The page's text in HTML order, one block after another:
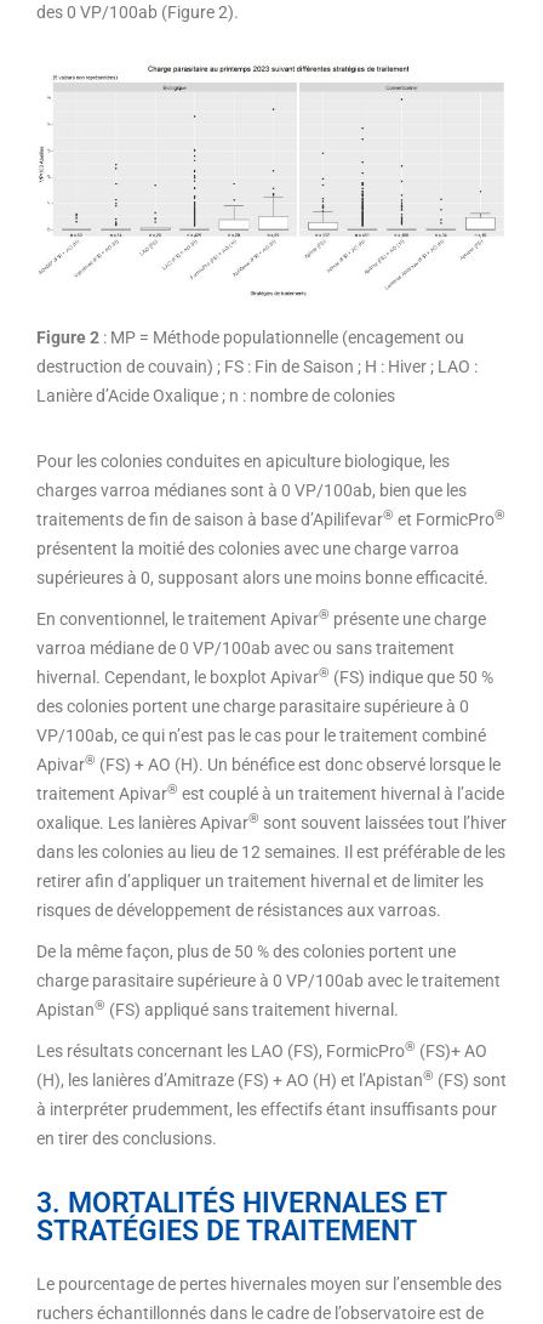
des 0 VP/100ab (Figure 2).
Figure 2 : MP = Méthode populationnelle (encagement ou
destruction de couvain) ; FS : Fin de Saison ; H : Hiver ; LAO :
Lanière d’Acide Oxalique ; n : nombre de colonies
Pour les colonies conduites en apiculture biologique, les
charges varroa médianes sont à 0 VP/100ab, bien que les
traitements de fin de saison à base d’Apilifevar® et FormicPro®
présentent la moitié des colonies avec une charge varroa
supérieures à 0, supposant alors une moins bonne efficacité.
En conventionnel, le traitement Apivar® présente une charge
varroa médiane de 0 VP/100ab avec ou sans traitement
hivernal. Cependant, le boxplot Apivar® (FS) indique que 50 %
des colonies portent une charge parasitaire supérieure à 0
VP/100ab, ce qui n’est pas le cas pour le traitement combiné
Apivar® (FS) + AO (H). Un bénéfice est donc observé lorsque le
traitement Apivar® est couplé à un traitement hivernal à l’acide
oxalique. Les lanières Apivar® sont souvent laissées tout l’hiver
dans les colonies au lieu de 12 semaines. Il est préférable de les
retirer afin d’appliquer un traitement hivernal et de limiter les
risques de développement de résistances aux varroas.
De la même façon, plus de 50 % des colonies portent une
charge parasitaire supérieure à 0 VP/100ab avec le traitement
Apistan® (FS) appliqué sans traitement hivernal.
Les résultats concernant les LAO (FS), FormicPro® (FS)+ AO
(H), les lanières d’Amitraze (FS) + AO (H) et l’Apistan® (FS) sont
à interpréter prudemment, les effectifs étant insuffisants pour
en tirer des conclusions.
3. MORTALITÉS HIVERNALES ET
STRATÉGIES DE TRAITEMENT
Le pourcentage de pertes hivernales moyen sur l’ensemble des
ruchers échantillonnés dans le cadre de l’observatoire est de